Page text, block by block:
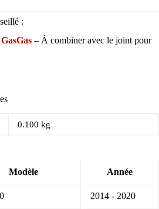
:
– À combiner avec le joint pour
0.100 kg
Modèle Année
2014 - 2020